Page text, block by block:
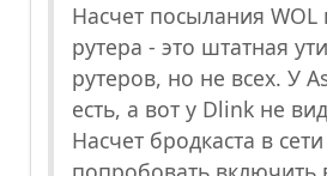
Насчет посылания WOL
рутера - это штатная
рутеров, но не всех. У
есть, а вот у Dlink не
Насчет бродкаста в